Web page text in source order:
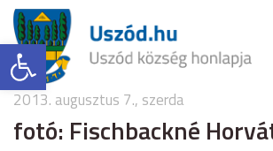
Eszköztár megnyitása
2013. augusztus 7., szerda
fotó: Fischbackné